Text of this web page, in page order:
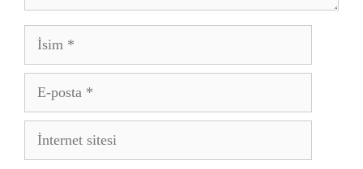
İsim
posta
İnternet